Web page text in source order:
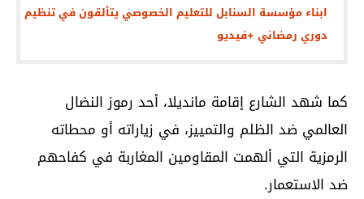
ابناء مؤسسة السنابل للتعليم الخصوصي يتألقون في تنظيم
دوري رمضاني +فيديو
كما شهد الشارع إقامة مانديلا، أحد رموز النضال
العالمي ضد الظلم والتمييز، في زياراته أو محطاته
الرمزية التي ألهمت المقاومين المغاربة في كفاحهم
ضد الاستعمار.